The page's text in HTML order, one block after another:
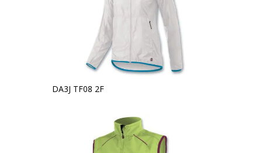
DA3J TF08 2F